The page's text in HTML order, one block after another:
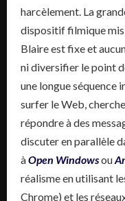
harcèlement. La
dispositif filmique mis
Blaire est fixe et
ni diversifier le point
une longue séquence
surfer le Web,
répondre à des
discuter en parallèle
àOpen Windowsou
réalisme en utilisant
Chrome) et les